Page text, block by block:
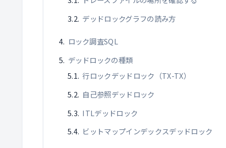
デッドロックグラフの読み方
ロック調査SQL
デッドロックの種類
行ロックデッドロック（TX-TX）
自己参照デッドロック
ITLデッドロック
ビットマップインデックスデッドロック